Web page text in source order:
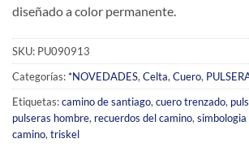
diseñado a color permanente.
SKU: PU090913
Categorías:*NOVEDADES, Celta, Cuero,
Etiquetas:camino de santiago, cuero trenzado,
pulseras hombre, recuerdos del camino, simbologia
camino, triskel